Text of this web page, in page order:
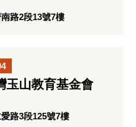
路2段13號7樓
玉山教育基金會
路3段125號7樓